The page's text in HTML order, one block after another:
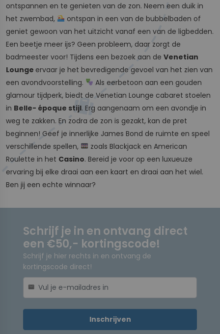
ontspannen en te genieten van de zon. Neem een duik in
het zwembad,
ontspan in een van de bubbelbaden of
geniet gewoon van het uitzicht vanaf een van de ligbedden.
Een beetje meer ijs? Geen probleem, daar zorgt de
badmeester voor! Tijdens een bezoek aan de Venetian
Lounge ervaar je het bevredigende gevoel van het zien van
een avondvoorstelling.
Als eerbetoon aan een gouden
glamour tijdperk, biedt de Venetian Lounge cabaret stoelen
in Belle- époque stijl. Erg aangenaam om een avondje in
weg te zakken. En zodra de zon is gezakt, kan de pret
beginnen! Geef je innerlijke James Bond de ruimte en speel
verschillende spellen,
zoals Blackjack en American
Roulette in het Casino. Bereid je voor op een luxueuze
ervaring bij elke draai aan een kaart en draai aan het wiel.
Ben jij een echte winnaar?
Schrijf je in en ontvang direct
een €50,- kortingscode!
Schrijf je hier rechts in en ontvang de
kortingscode direct!
mail
Inschrijven